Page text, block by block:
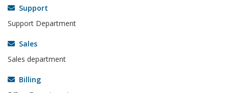
Support
Support Department
Sales
Sales department
Billing